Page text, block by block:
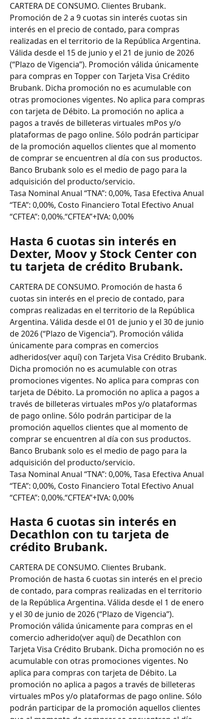
CARTERA DE CONSUMO. Clientes Brubank.
Promoción de 2 a 9 cuotas sin interés cuotas sin
interés en el precio de contado, para compras
realizadas en el territorio de la República Argentina.
Válida desde el 15 de junio y el 21 de junio de 2026
(“Plazo de Vigencia”). Promoción válida únicamente
para compras en Topper con Tarjeta Visa Crédito
Brubank. Dicha promoción no es acumulable con
otras promociones vigentes. No aplica para compras
con tarjeta de Débito. La promoción no aplica a
pagos a través de billeteras virtuales mPos y/o
plataformas de pago online. Sólo podrán participar
de la promoción aquellos clientes que al momento
de comprar se encuentren al día con sus productos.
Banco Brubank solo es el medio de pago para la
adquisición del producto/servicio.
Tasa Nominal Anual “TNA”: 0,00%, Tasa Efectiva Anual
“TEA”: 0,00%, Costo Financiero Total Efectivo Anual
“CFTEA”: 0,00%.“CFTEA”+IVA: 0,00%
Hasta 6 cuotas sin interés en
Dexter, Moov y Stock Center con
tu tarjeta de crédito Brubank.
CARTERA DE CONSUMO. Promoción de hasta 6
cuotas sin interés en el precio de contado, para
compras realizadas en el territorio de la República
Argentina. Válida desde el 01 de junio y el 30 de junio
de 2026 (“Plazo de Vigencia”). Promoción válida
únicamente para compras en comercios
adheridos(ver aquí) con Tarjeta Visa Crédito Brubank.
Dicha promoción no es acumulable con otras
promociones vigentes. No aplica para compras con
tarjeta de Débito. La promoción no aplica a pagos a
través de billeteras virtuales mPos y/o plataformas
de pago online. Sólo podrán participar de la
promoción aquellos clientes que al momento de
comprar se encuentren al día con sus productos.
Banco Brubank solo es el medio de pago para la
adquisición del producto/servicio.
Tasa Nominal Anual “TNA”: 0,00%, Tasa Efectiva Anual
“TEA”: 0,00%, Costo Financiero Total Efectivo Anual
“CFTEA”: 0,00%.“CFTEA”+IVA: 0,00%
Hasta 6 cuotas sin interés en
Decathlon con tu tarjeta de
crédito Brubank.
CARTERA DE CONSUMO. Clientes Brubank.
Promoción de hasta 6 cuotas sin interés en el precio
de contado, para compras realizadas en el territorio
de la República Argentina. Válida desde el 1 de enero
y el 30 de junio de 2026 (“Plazo de Vigencia”).
Promoción válida únicamente para compras en el
comercio adherido(ver aquí) de Decathlon con
Tarjeta Visa Crédito Brubank. Dicha promoción no es
acumulable con otras promociones vigentes. No
aplica para compras con tarjeta de Débito. La
promoción no aplica a pagos a través de billeteras
virtuales mPos y/o plataformas de pago online. Sólo
podrán participar de la promoción aquellos clientes